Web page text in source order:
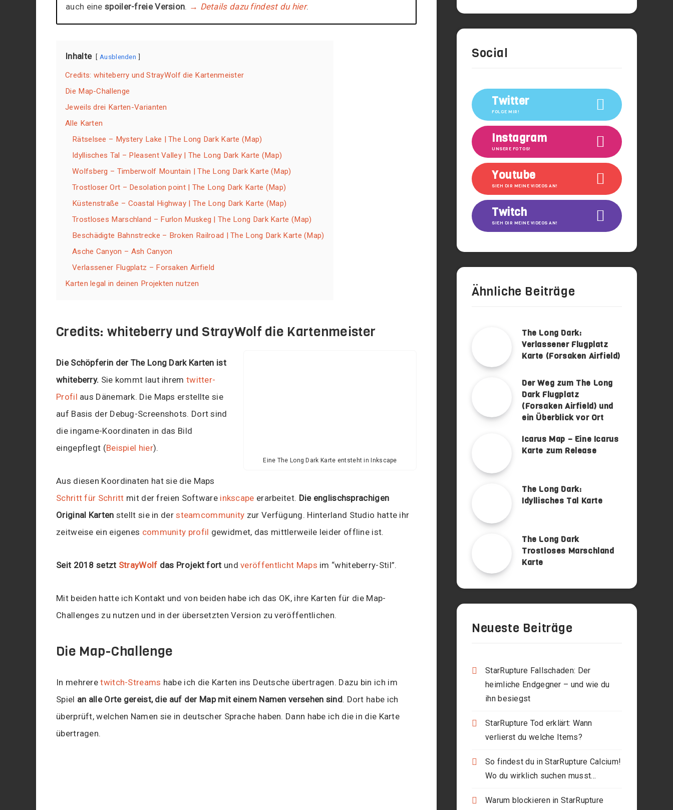
auch einespoiler-freie Version. → Details dazu findest du hier.
Inhalte Ausblenden
Credits: whiteberry und StrayWolf die Kartenmeister
Die Map-Challenge
Jeweils drei Karten-Varianten
Alle Karten
Rätselsee – Mystery Lake | The Long Dark Karte (Map)
Idyllisches Tal – Pleasent Valley | The Long Dark Karte (Map)
Wolfsberg – Timberwolf Mountain | The Long Dark Karte (Map)
Trostloser Ort – Desolation point | The Long Dark Karte (Map)
Küstenstraße – Coastal Highway | The Long Dark Karte (Map)
Trostloses Marschland – Furlon Muskeg | The Long Dark Karte (Map)
Beschädigte Bahnstrecke – Broken Railroad | The Long Dark Karte (Map)
Asche Canyon – Ash Canyon
Verlassener Flugplatz – Forsaken Airfield
Karten legal in deinen Projekten nutzen
Credits: whiteberry und StrayWolf die Kartenmeister
Eine The Long Dark Karte entsteht in Inkscape
Die Schöpferin der The Long Dark Karten ist
whiteberry. Sie kommt laut ihrem twitter-
Profil aus Dänemark. Die Maps erstellte sie
auf Basis der Debug-Screenshots. Dort sind
die ingame-Koordinaten in das Bild
eingepflegt (Beispiel hier).
Aus diesen Koordinaten hat sie die Maps
Schritt für Schritt mit der freien Software inkscape erarbeitet. Die englischsprachigen
Original Karten stellt sie in dersteamcommunity zur Verfügung. Hinterland Studio hatte ihr
zeitweise ein eigenes community profil gewidmet, das mittlerweile leider offline ist.
Seit 2018 setzt StrayWolf das Projekt fort undveröffentlicht Maps im “whiteberry-Stil”.
Mit beiden hatte ich Kontakt und von beiden habe ich das OK, ihre Karten für die Map-
Challenges zu nutzen und in der übersetzten Version zu veröffentlichen.
Die Map-Challenge
In mehreretwitch-Streams habe ich die Karten ins Deutsche übertragen. Dazu bin ich im
Spiel an alle Orte gereist, die auf der Map mit einem Namen versehen sind. Dort habe ich
überprüft, welchen Namen sie in deutscher Sprache haben. Dann habe ich die in die Karte
übertragen.
Social
Twitter
FOLGE MIR!
Instagram
UNSERE FOTOS!
Youtube
SIEH DIR MEINE VIDEOS AN!
Twitch
SIEH DIR MEINE VIDEOS AN!
Ähnliche Beiträge
The Long Dark:
Verlassener Flugplatz
Karte (Forsaken Airfield)
Der Weg zum The Long
Dark Flugplatz
(Forsaken Airfield) und
ein Überblick vor Ort
Icarus Map – Eine Icarus
Karte zum Release
The Long Dark:
Idyllisches Tal Karte
The Long Dark
Trostloses Marschland
Karte
Neueste Beiträge
StarRupture Fallschaden: Der
heimliche Endgegner – und wie du
ihn besiegst
StarRupture Tod erklärt: Wann
verlierst du welche Items?
So findest du in StarRupture Calcium!
Wo du wirklich suchen musst…
Warum blockieren in StarRupture